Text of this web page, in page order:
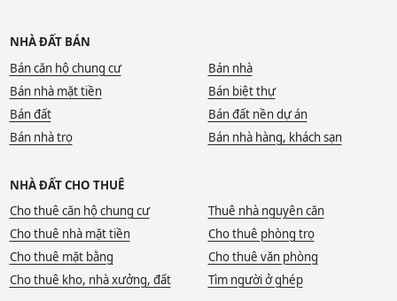
NHÀ ĐẤT BÁN
Bán căn hộ chung cư
Bán nhà
Bán nhà mặt tiền
Bán biệt thự
Bán đất
Bán đất nền dự án
Bán nhà trọ
Bán nhà hàng, khách sạn
NHÀ ĐẤT CHO THUÊ
Cho thuê căn hộ chung cư
Thuê nhà nguyên căn
Cho thuê nhà mặt tiền
Cho thuê phòng trọ
Cho thuê mặt bằng
Cho thuê văn phòng
Cho thuê kho, nhà xưởng, đất
Tìm người ở ghép